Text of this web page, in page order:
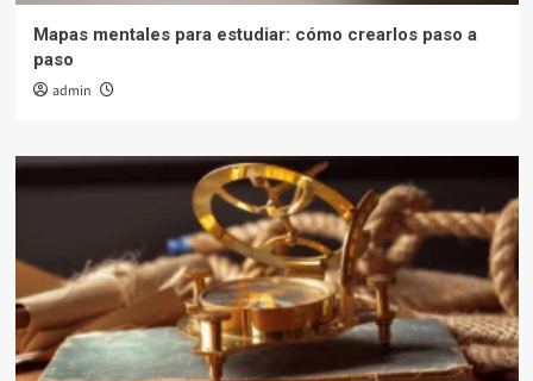
Mapas mentales para estudiar: cómo crearlos paso a
paso
admin